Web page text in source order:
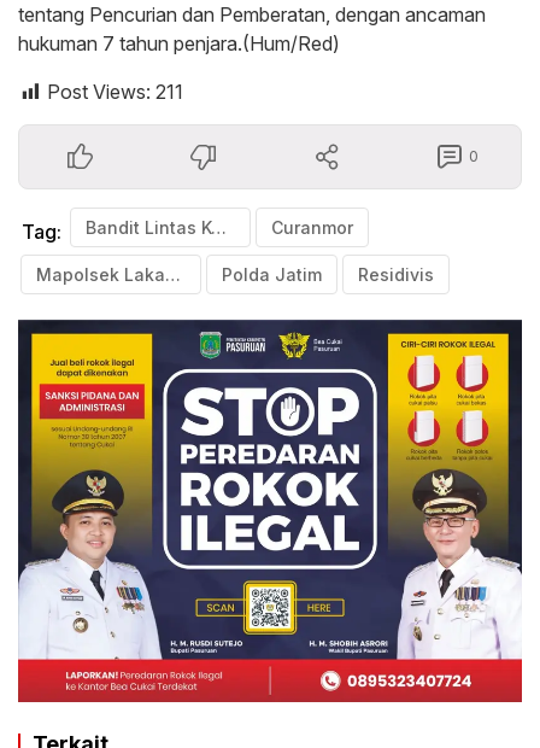
tentang Pencurian dan Pemberatan, dengan ancaman
hukuman 7 tahun penjara.(Hum/Red)
Post Views: 211
0
Tag: Bandit Lintas Kota Curanmor
Mapolsek Lakarsantri Polda Jatim Residivis